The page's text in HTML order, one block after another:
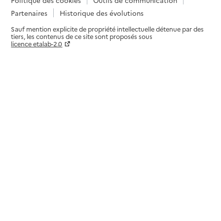
Partenaires
Historique des évolutions
Sauf mention explicite de propriété intellectuelle détenue par des
tiers, les contenus de ce site sont proposés sous
licence etalab-2.0